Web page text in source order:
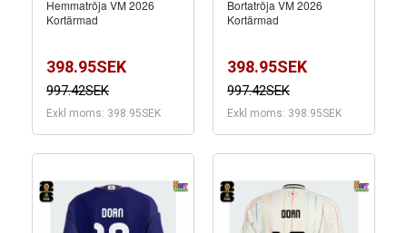
Hemmatröja VM 2026
Kortärmad
398.95SEK
997.42SEK
Exkl moms: 398.95SEK
Bortatröja VM 2026
Kortärmad
398.95SEK
997.42SEK
Exkl moms: 398.95SEK